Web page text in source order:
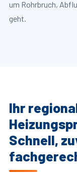
um Rohrbruch,
geht.
Ihr
Schnell,